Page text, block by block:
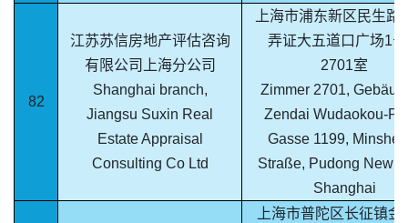
82
江苏苏信房地产评估咨询
有限公司上海分公司
Shanghai branch,
Jiangsu Suxin Real
Estate Appraisal
Consulting Co Ltd
上海市浦东新区民生路
弄证大五道口广场1
2701室
Zimmer 2701,
Zendai Wudaokou-
Gasse 1199,
Straße, Pudong New
Shanghai
上海市普陀区长征镇金